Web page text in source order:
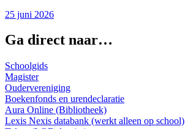
25 juni 2026
Ga direct naar…
Schoolgids
Magister
Oudervereniging
Boekenfonds en urendeclaratie
Aura Online (Bibliotheek)
Lexis Nexis databank (werkt alleen op school)